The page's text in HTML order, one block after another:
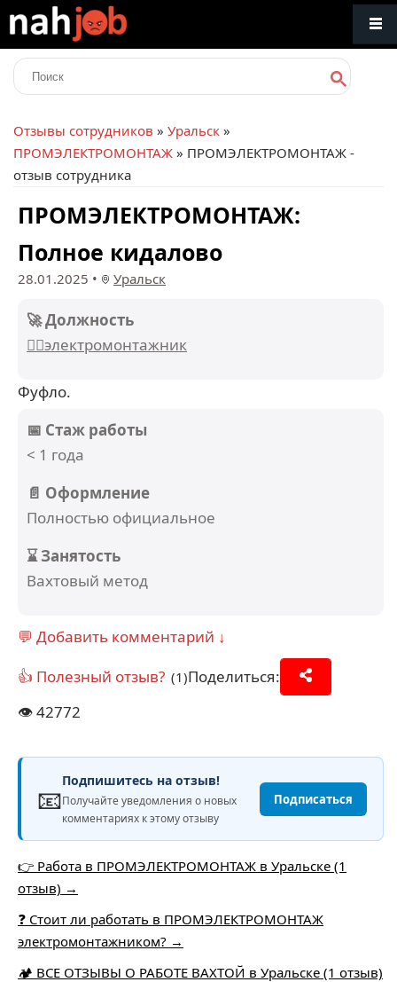
Отзывы сотрудников » Уральск »
ПРОМЭЛЕКТРОМОНТАЖ » ПРОМЭЛЕКТРОМОНТАЖ -
отзыв сотрудника
ПРОМЭЛЕКТРОМОНТАЖ:
Полное кидалово
28.01.2025 • Уральск
🚀 Должность
👷‍♂️электромонтажник
Фуфло.
📅 Стаж работы
< 1 года
📄 Оформление
Полностью официальное
⌛ Занятость
Вахтовый метод
💬 Добавить комментарий ↓
👍 Полезный отзыв? (1)Поделиться:
👁️42772
📧
Подпишитесь на отзыв!
Получайте уведомления о новых
комментариях к этому отзыву
Подписаться
👉 Работа в ПРОМЭЛЕКТРОМОНТАЖ в Уральске (1
отзыв) →
❓ Стоит ли работать в ПРОМЭЛЕКТРОМОНТАЖ
электромонтажником? →
🏕️ ВСЕ ОТЗЫВЫ О РАБОТЕ ВАХТОЙ в Уральске (1 отзыв)